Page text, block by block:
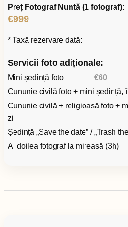
Preț Fotograf Nuntă (1 fotograf):
€999
* Taxă rezervare dată:
Servicii foto adiționale:
Mini ședință foto €60
Cununie civilă foto + mini ședință,
Cununie civilă + religioasă foto +
zi
Ședință „Save the date” / „Trash
Al doilea fotograf la mireasă (3h)